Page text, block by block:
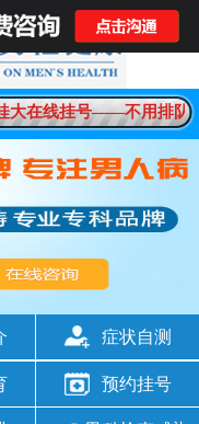
大在线挂号——不用排队
症状自测
预约挂号
男科问题